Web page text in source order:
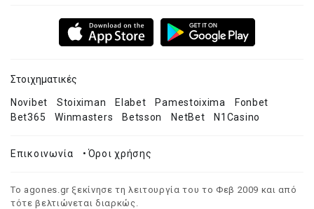
Στοιχηματικές
Novibet Stoiximan Elabet Pamestoixima
Fonbet
Bet365
Winmasters Betsson NetBet N1Casino
Επικοινωνία •Όροι χρήσης
Το agones.gr ξεκίνησε τη λειτουργία του το Φεβ 2009 και από
τότε βελτιώνεται διαρκώς.